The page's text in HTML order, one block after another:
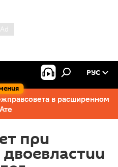
РУС
в расширенном
при